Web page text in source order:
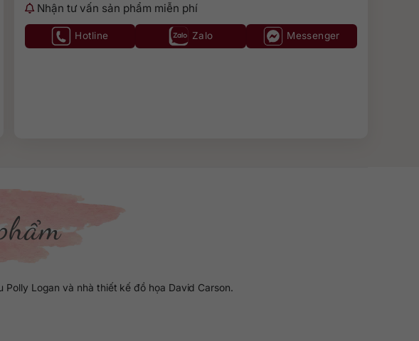
Nhận tư vấn sản phẩm miễn phí
Hotline Zalo Messenger
Logan và nhà thiết kế đồ họa David Carson.